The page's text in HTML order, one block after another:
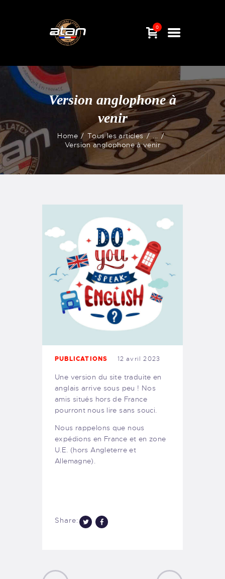
0
Version anglophone à
venir
Home Tous les articles
Version anglophone à venir
ACCUEIL
BOUTIQUE
PUBLICATIONS 12 avril 2023
Une version du site traduite en
anglais arrive sous peu ! Nos
amis situés hors de France
pourront nous lire sans souci.
Nous rappelons que nous
expédions en France et en zone
U.E. (hors Angleterre et
Allemagne).
Share: